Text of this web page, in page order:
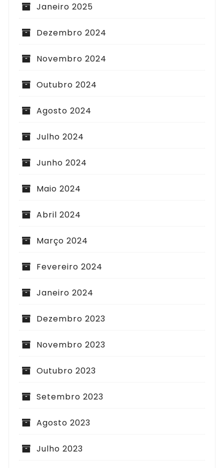
Janeiro 2025
Dezembro 2024
Novembro 2024
Outubro 2024
Agosto 2024
Julho 2024
Junho 2024
Maio 2024
Abril 2024
Março 2024
Fevereiro 2024
Janeiro 2024
Dezembro 2023
Novembro 2023
Outubro 2023
Setembro 2023
Agosto 2023
Julho 2023